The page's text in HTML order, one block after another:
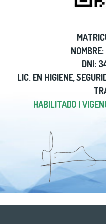
DNI:
LIC. EN HIGIENE,
HABILITADO |